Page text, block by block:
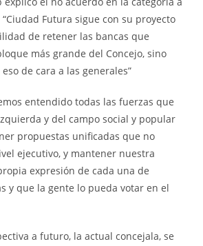
Futura sigue con su proyecto
de retener las bancas que
más grande del Concejo, sino
de cara a las generales”
entendido todas las fuerzas que
y del campo social y popular
propuestas unificadas que no
ejecutivo, y mantener nuestra
expresión de cada una de
y que la gente lo pueda votar en el
a futuro, la actual concejala, se